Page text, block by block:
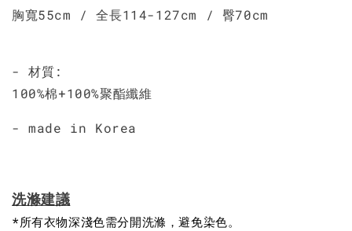
胸寬55cm / 全長114-127cm / 臀70cm
- 材質:
100%棉+100%聚酯纖維
- made in Korea
洗滌建議
*所有衣物深淺色需分開洗滌，避免染色。